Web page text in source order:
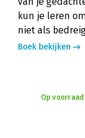
kun je leren
niet als
Boek bekijken
Op